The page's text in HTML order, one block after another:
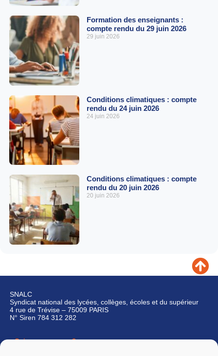
Formation des enseignants :
compte rendu du 29 juin 2026
29 juin 2026
Conditions climatiques : compte
rendu du 24 juin 2026
24 juin 2026
Conditions climatiques : compte
rendu du 20 juin 2026
20 juin 2026
SNALC
Syndicat national des lycées, collèges, écoles et du supérieur
4 rue de Trévise – 75009 PARIS
N° Siren 784 312 282
Qui sommes-nous ?